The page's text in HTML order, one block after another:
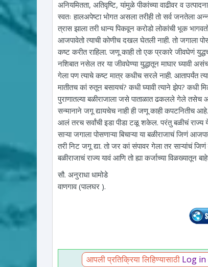
अनियमितता, अतिवृष्टि, यांमुळे पीकांच्या वाढीवर व
स्वतः हालअपेष्टा भोगत असला तरीही तो सर्व जनतेला
त्रास झाला तरी धान्य पिकवून करोडो लोकांची भूक
आजपावेतो त्याची कोणीच दखल घेतली नाही. तो जगाला
कष्ट करीत राहिला. जणू काही तो एक प्रकारे जीवघेणं
नशिबात नसेल तर या जीवघेण्या युद्धातून माघार घ्यावी
गेला पण त्याचे कष्ट मात्र कधीच सरले नाही. आतापर्यंत
मातीतच कां रुतून बसायचं? कधी घ्यावी त्याने झेप? कधी
पुराणातल्या बळीराजाला जसे पाताळात ढकलले गेले तसेच
सन्मानाने जगू द्यायचेच नाही ही जणू काही कपटनितीच
आलं तरच सर्वांची इडा पीडा टळू शकेल. परंतु बळीचं राज्य
साऱ्या जगाला पोसणाऱ्या बिचाऱ्या या बळीराजाचं जिणं
तरी निट जगू द्या. तो जर कां संपावर गेला तर साऱ्यांचं
बळीराजाचं राज्य यावं आणि तो ह्या कर्जाच्या
सौ. अनुराधा धामोडे
वाणगाव (पालघर ).
आपली प्रतिक्रिया लिहिण्यासाठी Log in